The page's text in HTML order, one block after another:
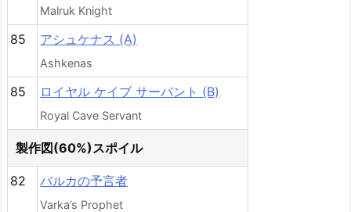
Malruk Knight
85 アシュケナス (A)
Ashkenas
85 ロイヤル ケイブ サーバント (B)
Royal Cave Servant
製作図(60%)スポイル
82 バルカの予言者
Varka’s Prophet